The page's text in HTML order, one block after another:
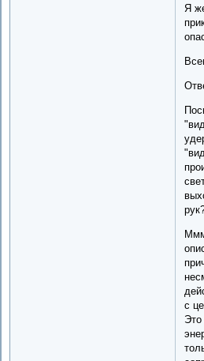
Я
с
Это